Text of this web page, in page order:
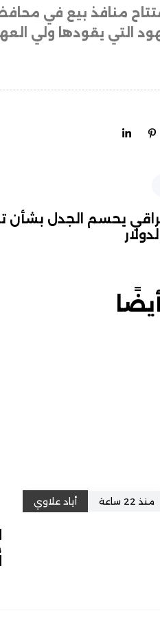
منافذ بيع في
التي يقودها ولي
يحسم الجدل بشأن
منذ 22 ساعة أياد علاوي